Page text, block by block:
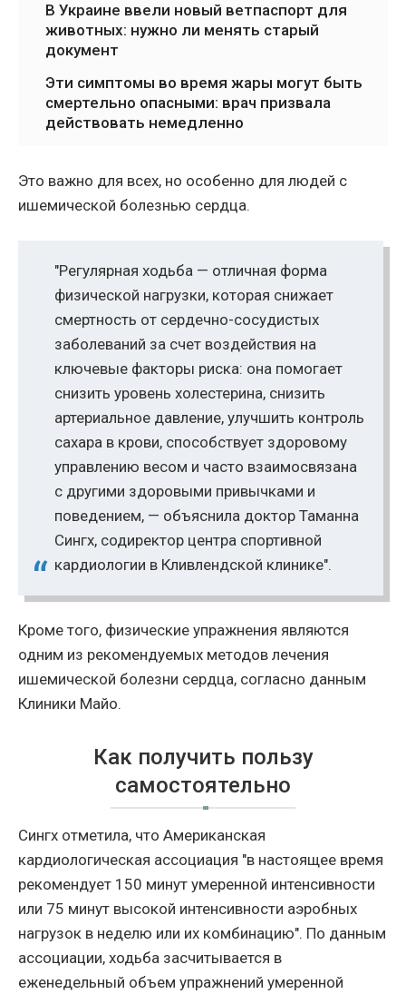
В Украине ввели новый ветпаспорт для
животных: нужно ли менять старый
документ
Эти симптомы во время жары могут быть
смертельно опасными: врач призвала
действовать немедленно
Это важно для всех, но особенно для людей с
ишемической болезнью сердца.
"Регулярная ходьба — отличная форма
физической нагрузки, которая снижает
смертность от сердечно-сосудистых
заболеваний за счет воздействия на
ключевые факторы риска: она помогает
снизить уровень холестерина, снизить
артериальное давление, улучшить контроль
сахара в крови, способствует здоровому
управлению весом и часто взаимосвязана
с другими здоровыми привычками и
поведением, — объяснила доктор Таманна
Сингх, содиректор центра спортивной
кардиологии в Кливлендской клинике".
Кроме того, физические упражнения являются
одним из рекомендуемых методов лечения
ишемической болезни сердца, согласно данным
Клиники Майо.
Как получить пользу
самостоятельно
Сингх отметила, что Американская
кардиологическая ассоциация "в настоящее время
рекомендует 150 минут умеренной интенсивности
или 75 минут высокой интенсивности аэробных
нагрузок в неделю или их комбинацию". По данным
ассоциации, ходьба засчитывается в
еженедельный объем упражнений умеренной